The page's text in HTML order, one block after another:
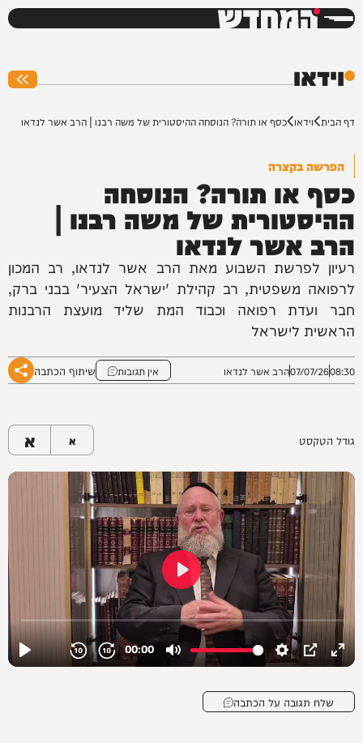
המחדש
וידאו
דף הבית וידאו כסף או תורה? הנוסחה ההיסטורית של משה רבנו | הרב אשר לנדאו
הפרשה בקצרה
כסף או תורה? הנוסחה
ההיסטורית של משה רבנו |
הרב אשר לנדאו
רעיון לפרשת השבוע מאת הרב אשר לנדאו, רב המכון
לרפואה משפטית, רב קהילת 'ישראל הצעיר' בבני ברק,
חבר ועדת רפואה וכבוד המת שליד מועצת הרבנות
הראשית לישראל
08:30
07/07/26הרב אשר לנדאו אין תגובות שיתוף הכתבה
גודל הטקסט א א
שלח תגובה על הכתבה